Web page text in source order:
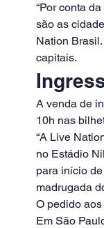
“Por conta
são as
Nation
capitais.
A venda de
10h nas
“A Live
no Estádio
para início
madrugada
O pedido
Em São